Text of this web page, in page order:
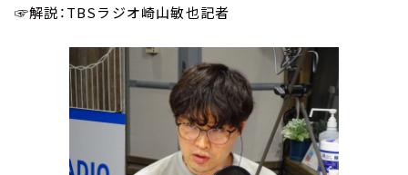
☞解説：TBSラジオ崎山敏也記者